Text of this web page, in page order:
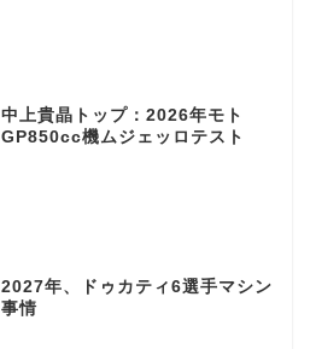
中上貴晶トップ：2026年モト
GP850cc機ムジェッロテスト
2027年、ドゥカティ6選手マシン
事情